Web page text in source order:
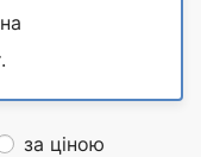
за ціною